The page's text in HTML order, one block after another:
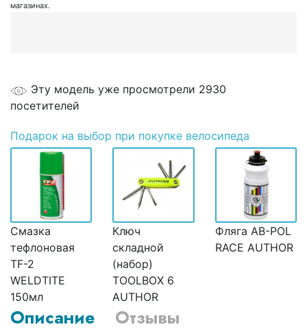
магазинах.
Эту модель уже просмотрели 2930
посетителей
Подарок на выбор при покупке велосипеда
Смазка
тефлоновая
TF-2
WELDTITE
150мл
Ключ
складной
(набор)
TOOLBOX 6
AUTHOR
Фляга AB-POL
RACE AUTHOR
Описание Отзывы